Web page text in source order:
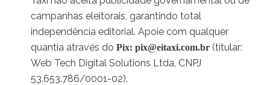
campanhas eleitorais, garantindo total
independência editorial. Apoie com qualquer
quantia através doPix:pix@eitaxi.com.br (titular:
Web Tech Digital Solutions Ltda, CNPJ
53.653.786/0001-02).